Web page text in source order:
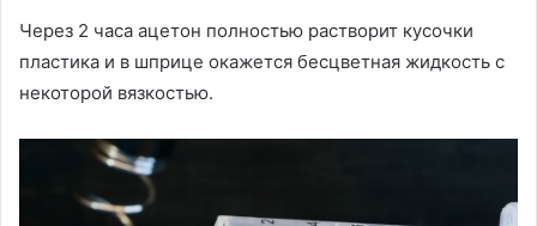
Через 2 часа ацетон полностью растворит кусочки
пластика и в шприце окажется бесцветная жидкость с
некоторой вязкостью.